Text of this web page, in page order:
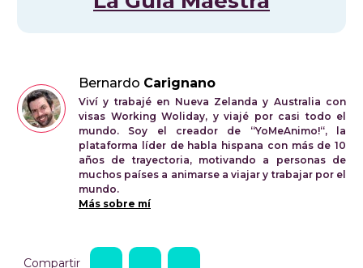
Bernardo Carignano
Viví y trabajé en Nueva Zelanda y Australia con
visas Working Woliday, y viajé por casi todo el
mundo. Soy el creador de “YoMeAnimo!“, la
plataforma líder de habla hispana con más de 10
años de trayectoria, motivando a personas de
muchos países a animarse a viajar y trabajar por el
mundo.
Más sobre mí
Compartir